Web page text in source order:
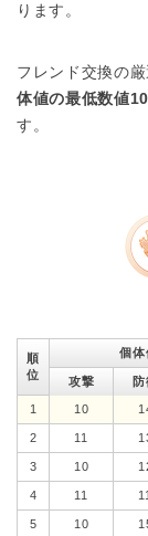
ります。
フレンド交換の
体値の最低数値
す。
順
位
個体
攻撃
1 10
2 11
3 10
4 11 11
5 10